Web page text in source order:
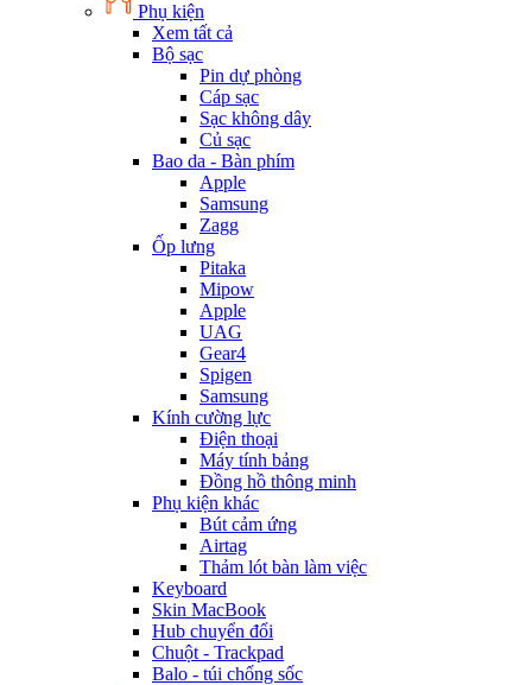
Phụ kiện
Xem tất cả
Bộ sạc
Pin dự phòng
Cáp sạc
Sạc không dây
Củ sạc
Bao da - Bàn phím
Apple
Samsung
Zagg
Ốp lưng
Pitaka
Mipow
Apple
UAG
Gear4
Spigen
Samsung
Kính cường lực
Điện thoại
Máy tính bảng
Đồng hồ thông minh
Phụ kiện khác
Bút cảm ứng
Airtag
Thảm lót bàn làm việc
Keyboard
Skin MacBook
Hub chuyển đổi
Chuột - Trackpad
Balo - túi chống sốc